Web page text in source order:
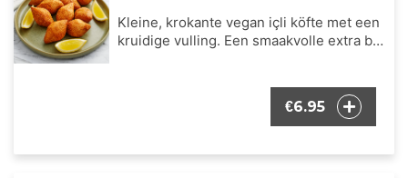
Kleine, krokante vegan içli köfte met een
kruidige vulling. Een smaakvolle extra bij
€6.95